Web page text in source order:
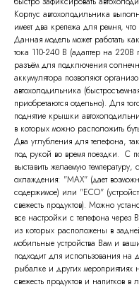
Корпус автохолодильника
имеет два крепежа для ремня,
Данная модель может работать
тока 110-240 В (адаптер на 220В
разъём для подключения
аккумулятора позволяют
автохолодильника
приобретаются отдельно). Для
поднятие крышки
в которых можно расположить
Два углубления для телефона,
под рукой во время поездки. С
выставить желаемую
охлаждения: "MAX" (дает
содержимое) или "ECO"
свежесть продуктов). Можно
все настройки с телефона через
из которых расположены в
мобильные устройства Вам и
подходит для использования на
рыбалке и других мероприятиях
свежесть продуктов и напитков